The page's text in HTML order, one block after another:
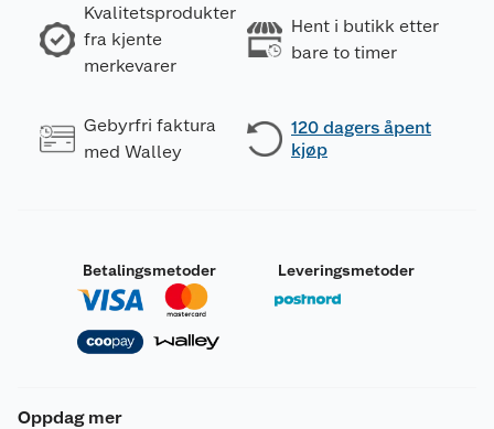
Kvalitetsprodukter
fra kjente
merkevarer
Hent i butikk etter
bare to timer
Gebyrfri faktura
med Walley
120 dagers åpent
kjøp
Betalingsmetoder Leveringsmetoder
Oppdag mer